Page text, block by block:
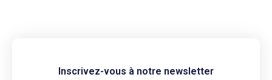
Inscrivez-vous à notre newsletter